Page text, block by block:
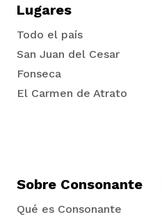
Lugares
Todo el país
San Juan del Cesar
Fonseca
El Carmen de Atrato
Sobre Consonante
Qué es Consonante